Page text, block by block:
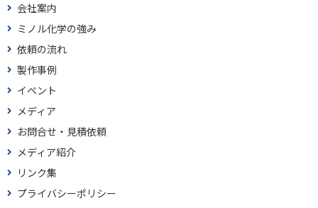
会社案内
ミノル化学の強み
依頼の流れ
製作事例
イベント
メディア
お問合せ・見積依頼
メディア紹介
リンク集
プライバシーポリシー